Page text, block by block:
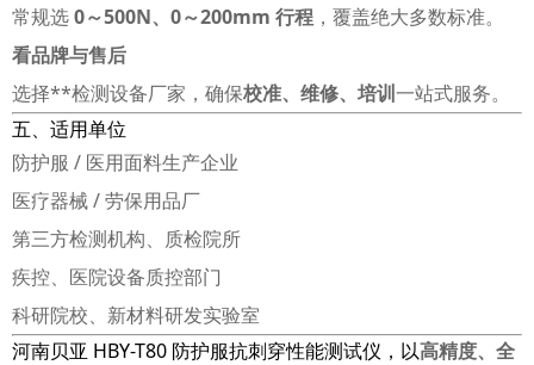
常规选0～500N、0～200mm 行程 ，覆盖绝大多数标准。
看品牌与售后
选择**检测设备厂家，确保校准、维修、培训一站式服务。
五、适用单位
防护服 / 医用面料生产企业
医疗器械 / 劳保用品厂
第三方检测机构、质检院所
疾控、医院设备质控部门
科研院校、新材料研发实验室
河南贝亚 HBY-T80 防护服抗刺穿性能测试仪，以高精度、全